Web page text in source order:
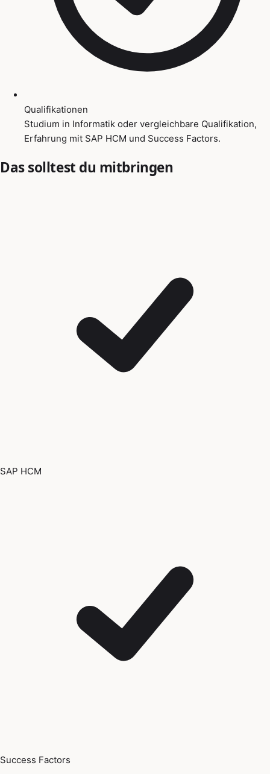
Qualifikationen
Studium in Informatik oder vergleichbare Qualifikation,
Erfahrung mit SAP HCM und Success Factors.
Das solltest du mitbringen
SAP HCM
Success Factors